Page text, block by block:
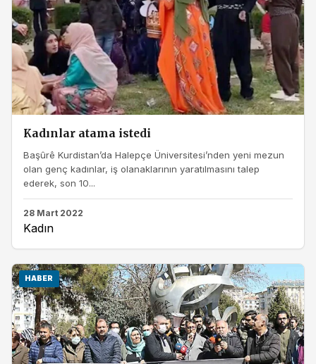
Kadınlar atama istedi
Başûrê Kurdistan’da Halepçe Üniversitesi’nden yeni mezun
olan genç kadınlar, iş olanaklarının yaratılmasını talep
ederek, son 10...
28 Mart 2022
Kadın
HABER